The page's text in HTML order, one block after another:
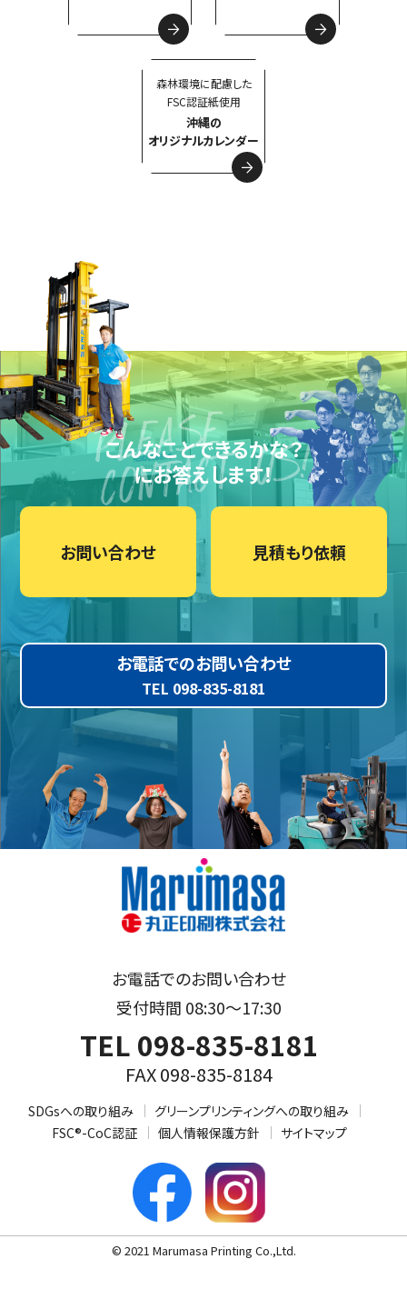
個人情報保護管理者 総務部 玉井正彦
電話098-835-8181 e-mail:info-web@marumasa-
森林環境に配慮した
FSC認証紙使用
沖縄の
オリジナルカレンダー
こんなことできるかな？
にお答えします！
お問い合わせ 見積もり依頼
お電話でのお問い合わせ
TEL 098-835-8181
お電話でのお問い合わせ
受付時間 08:30～17:30
TEL 098-835-8181
FAX 098-835-8184
SDGsへの取り組み
グリーンプリンティングへの取り組み
FSC®-CoC認証
個人情報保護方針 サイトマップ
© 2021 Marumasa Printing Co.,Ltd.